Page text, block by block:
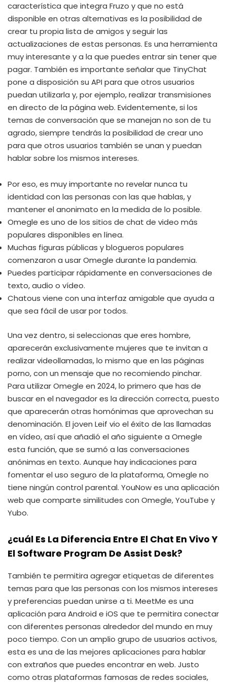
característica que integra Fruzo y que no está
disponible en otras alternativas es la posibilidad de
crear tu propia lista de amigos y seguir las
actualizaciones de estas personas. Es una herramienta
muy interesante y a la que puedes entrar sin tener que
pagar. También es importante señalar que TinyChat
pone a disposición su API para que otros usuarios
puedan utilizarla y, por ejemplo, realizar transmisiones
en directo de la página web. Evidentemente, si los
temas de conversación que se manejan no son de tu
agrado, siempre tendrás la posibilidad de crear uno
para que otros usuarios también se unan y puedan
hablar sobre los mismos intereses.
Por eso, es muy importante no revelar nunca tu
identidad con las personas con las que hablas, y
mantener el anonimato en la medida de lo posible.
Omegle es uno de los sitios de chat de video más
populares disponibles en línea.
Muchas figuras públicas y blogueros populares
comenzaron a usar Omegle durante la pandemia.
Puedes participar rápidamente en conversaciones de
texto, audio o vídeo.
Chatous viene con una interfaz amigable que ayuda a
que sea fácil de usar por todos.
Una vez dentro, si seleccionas que eres hombre,
aparecerán exclusivamente mujeres que te invitan a
realizar videollamadas, lo mismo que en las páginas
porno, con un mensaje que no recomiendo pinchar.
Para utilizar Omegle en 2024, lo primero que has de
buscar en el navegador es la dirección correcta, puesto
que aparecerán otras homónimas que aprovechan su
denominación. El joven Leif vio el éxito de las llamadas
en vídeo, así que añadió el año siguiente a Omegle
esta función, que se sumó a las conversaciones
anónimas en texto. Aunque hay indicaciones para
fomentar el uso seguro de la plataforma, Omegle no
tiene ningún control parental. YouNow es una aplicación
web que comparte similitudes con Omegle, YouTube y
Yubo.
¿cuál Es La Diferencia Entre El Chat En Vivo Y
El Software Program De Assist Desk?
También te permitira agregar etiquetas de diferentes
temas para que las personas con los mismos intereses
y preferencias puedan unirse a ti. MeetMe es una
aplicación para Android e iOS que te permitira conectar
con diferentes personas alrededor del mundo en muy
poco tiempo. Con un amplio grupo de usuarios activos,
esta es una de las mejores aplicaciones para hablar
con extraños que puedes encontrar en web. Justo
como otras plataformas famosas de redes sociales,